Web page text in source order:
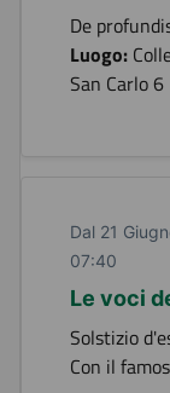
De
Luogo:
San Carlo 6
Dal 21
07:40
Le voci
Solstizio
Con il